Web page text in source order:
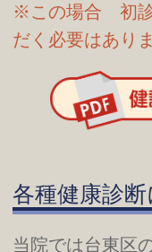
※この場合 初診
だく必要はあり
各種健康診
当院では台東区